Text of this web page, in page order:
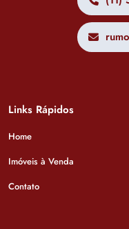
Links Rápidos
Home
Imóveis à Venda
Contato